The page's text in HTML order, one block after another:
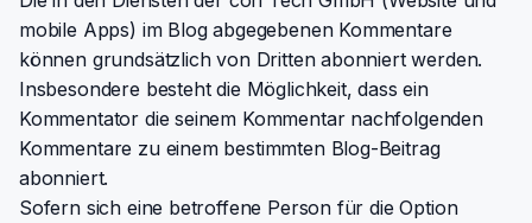
mobile Apps) im Blog abgegebenen Kommentare
können grundsätzlich von Dritten abonniert werden.
Insbesondere besteht die Möglichkeit, dass ein
Kommentator die seinem Kommentar nachfolgenden
Kommentare zu einem bestimmten Blog-Beitrag
abonniert.
Sofern sich eine betroffene Person für die Option